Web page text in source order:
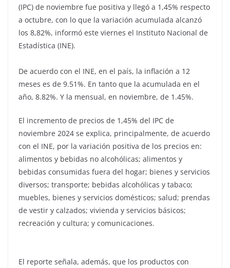
(IPC) de noviembre fue positiva y llegó a 1,45% respecto
a octubre, con lo que la variación acumulada alcanzó
los 8,82%, informó este viernes el Instituto Nacional de
Estadística (INE).
De acuerdo con el INE, en el país, la inflación a 12
meses es de 9.51%. En tanto que la acumulada en el
año, 8.82%. Y la mensual, en noviembre, de 1.45%.
El incremento de precios de 1,45% del IPC de
noviembre 2024 se explica, principalmente, de acuerdo
con el INE, por la variación positiva de los precios en:
alimentos y bebidas no alcohólicas; alimentos y
bebidas consumidas fuera del hogar; bienes y servicios
diversos; transporte; bebidas alcohólicas y tabaco;
muebles, bienes y servicios domésticos; salud; prendas
de vestir y calzados; vivienda y servicios básicos;
recreación y cultura; y comunicaciones.
El reporte señala, además, que los productos con